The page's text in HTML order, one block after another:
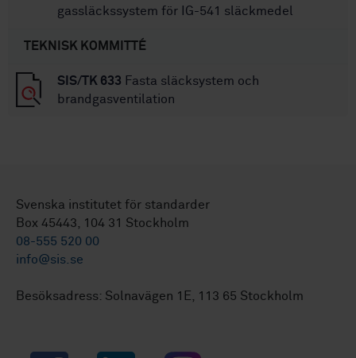
gassläckssystem för IG-541 släckmedel
TEKNISK KOMMITTÉ
SIS/TK 633 Fasta släcksystem och
brandgasventilation
Svenska institutet för standarder
Box 45443, 104 31 Stockholm
08-555 520 00
info@sis.se
Besöksadress: Solnavägen 1E, 113 65 Stockholm